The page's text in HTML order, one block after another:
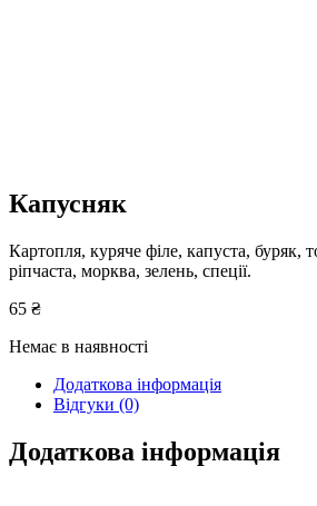
Капусняк
Картопля, куряче філе, капуста, буряк,
ріпчаста, морква, зелень, спеції.
65 ₴
Немає в наявності
Додаткова інформація
Відгуки (0)
Додаткова інформація